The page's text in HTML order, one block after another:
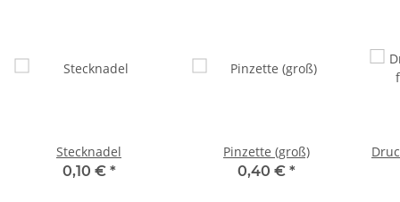
Stecknadel
0,10 € *
Pinzette (groß)
0,40 € *